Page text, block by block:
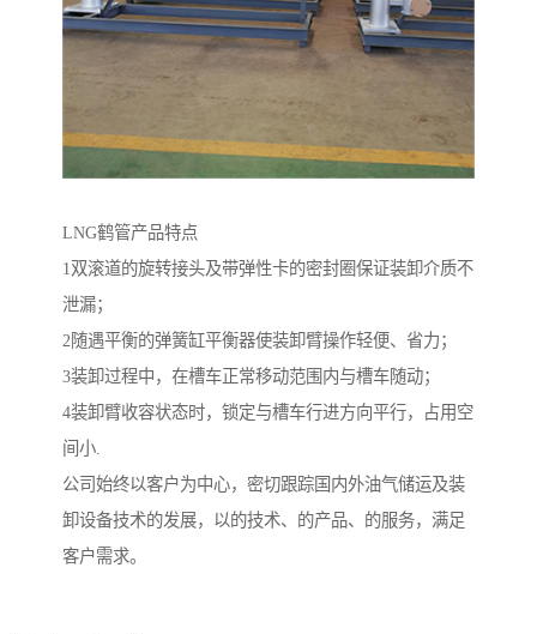
LNG鹤管产品特点
1双滚道的旋转接头及带弹性卡的密封圈保证装卸介质不
泄漏；
2随遇平衡的弹簧缸平衡器使装卸臂操作轻便、省力；
3装卸过程中，在槽车正常移动范围内与槽车随动；
4装卸臂收容状态时，锁定与槽车行进方向平行，占用空
间小.
公司始终以客户为中心，密切跟踪国内外油气储运及装
卸设备技术的发展，以的技术、的产品、的服务，满足
客户需求。